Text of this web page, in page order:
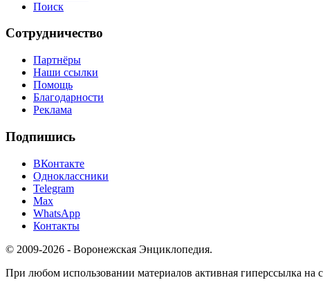
Поиск
Сотрудничество
Партнёры
Наши ссылки
Помощь
Благодарности
Реклама
Подпишись
ВКонтакте
Одноклассники
Telegram
Max
WhatsApp
Контакты
© 2009-2026 - Воронежская Энциклопедия.
При любом использовании материалов активная гиперссылка на